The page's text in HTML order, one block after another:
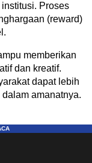
Proses
(reward)
memberikan
dan kreatif.
dapat lebih
amanatnya.